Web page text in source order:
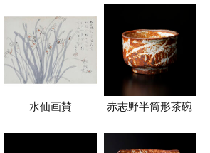
水仙画賛 赤志野半筒形茶碗